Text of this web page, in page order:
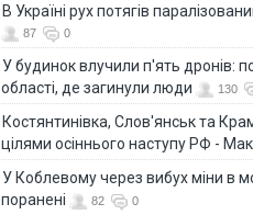
В Україні рух потягів
87 0
У будинок влучили п'ять дронів:
області, де загинули люди
130
Костянтинівка, Слов'янськ та
цілями осіннього наступу РФ -
У Коблевому через вибух міни в
поранені
82 0